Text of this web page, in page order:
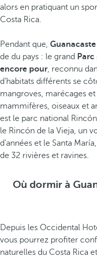
alors en pratiquant un
Costa Rica.
Pendant que, Guanacaste
de du pays : le grand
encore pour, reconnu
d’habitats différents se
mangroves, marécages
mammifères, oiseaux et
est le parc national
le Rincón de la Vieja, un
d'années et le Santa
de 32 rivières et ravines.
Où dormir à
Depuis les Occidental
vous pourrez profiter
naturelles du Costa Rica